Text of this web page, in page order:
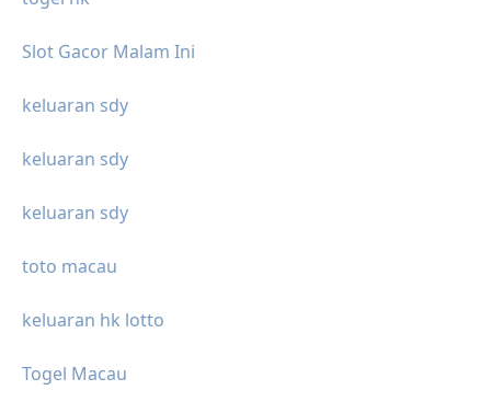
Slot Gacor Malam Ini
keluaran sdy
keluaran sdy
keluaran sdy
toto macau
keluaran hk lotto
Togel Macau